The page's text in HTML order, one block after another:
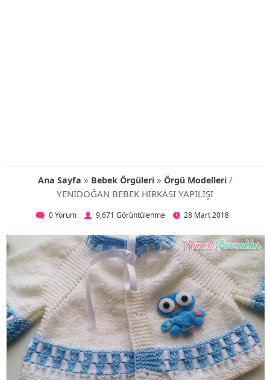
Ana Sayfa » Bebek Örgüleri» Örgü Modelleri/
YENİDOĞAN BEBEK HIRKASI YAPILIŞI
0 Yorum 9,671 Görüntülenme 28 Mart 2018